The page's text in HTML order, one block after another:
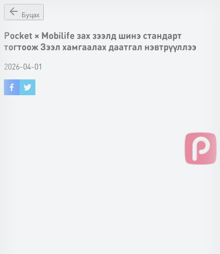
Буцах
Pocket × Mobilife зах зээлд шинэ стандарт
тогтоож Зээл хамгаалах даатгал нэвтрүүллээ
2026-04-01